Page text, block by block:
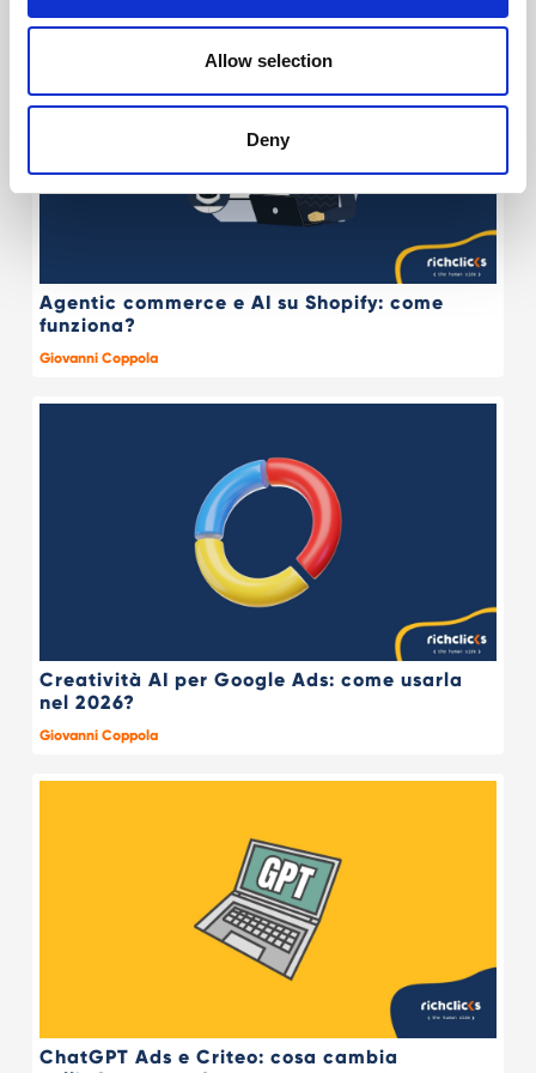
Allow selection
Deny
Agentic commerce e AI su Shopify: come
funziona?
Giovanni Coppola
Creatività AI per Google Ads: come usarla
nel 2026?
Giovanni Coppola
ChatGPT Ads e Criteo: cosa cambia